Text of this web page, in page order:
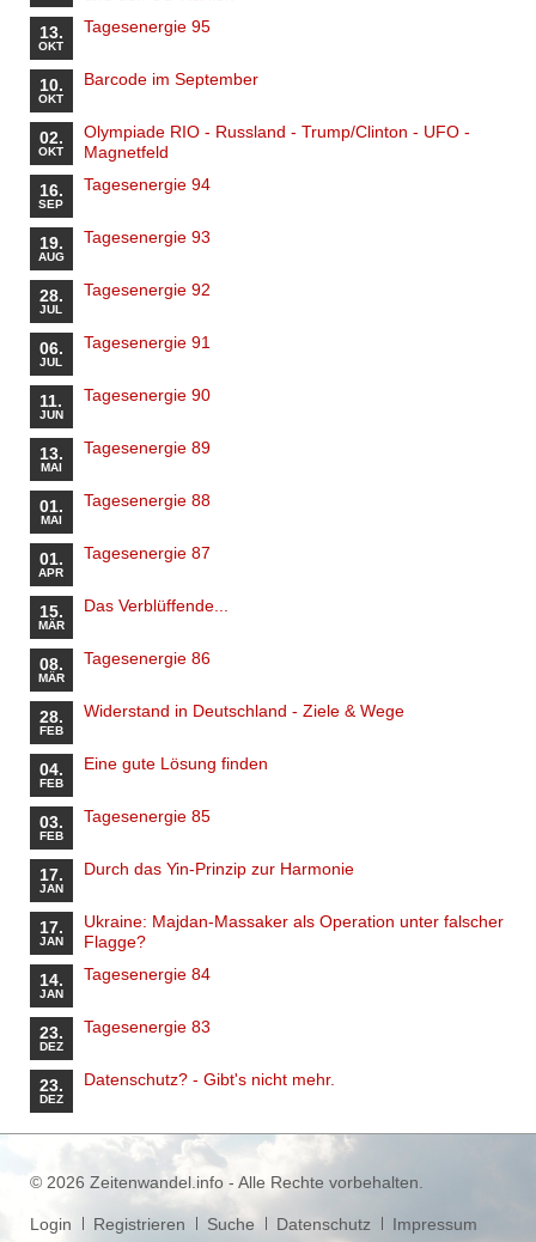
13.
OKT
Tagesenergie 95
10.
OKT
Barcode im September
02.
OKT
Olympiade RIO - Russland - Trump/Clinton - UFO -
Magnetfeld
16.
SEP
Tagesenergie 94
19.
AUG
Tagesenergie 93
28.
JUL
Tagesenergie 92
06.
JUL
Tagesenergie 91
11.
JUN
Tagesenergie 90
13.
MAI
Tagesenergie 89
01.
MAI
Tagesenergie 88
01.
APR
Tagesenergie 87
15.
MÄR
Das Verblüffende...
08.
MÄR
Tagesenergie 86
28.
FEB
Widerstand in Deutschland - Ziele & Wege
04.
FEB
Eine gute Lösung finden
03.
FEB
Tagesenergie 85
17.
JAN
Durch das Yin-Prinzip zur Harmonie
17.
JAN
Ukraine: Majdan-Massaker als Operation unter falscher
Flagge?
14.
JAN
Tagesenergie 84
23.
DEZ
Tagesenergie 83
23.
DEZ
Datenschutz? - Gibt's nicht mehr.
© 2026 Zeitenwandel.info - Alle Rechte vorbehalten.
Navigation
Login Registrieren Suche Datenschutz Impressum